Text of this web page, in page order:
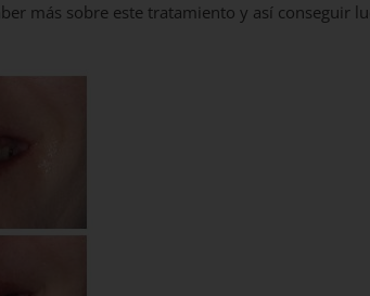
más sobre este tratamiento y así conseguir